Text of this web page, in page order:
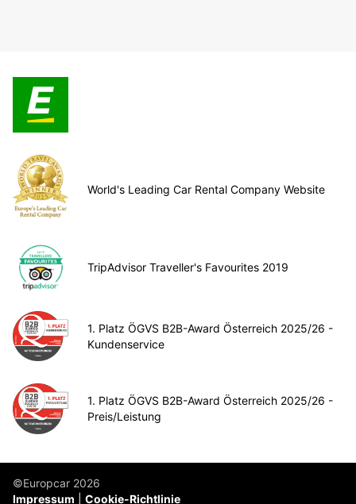
World's Leading Car Rental Company Website
TripAdvisor Traveller's Favourites 2019
1. Platz ÖGVS B2B-Award Österreich 2025/26 -
Kundenservice
1. Platz ÖGVS B2B-Award Österreich 2025/26 -
Preis/Leistung
©Europcar 2026
Impressum
Cookie-Richtlinie